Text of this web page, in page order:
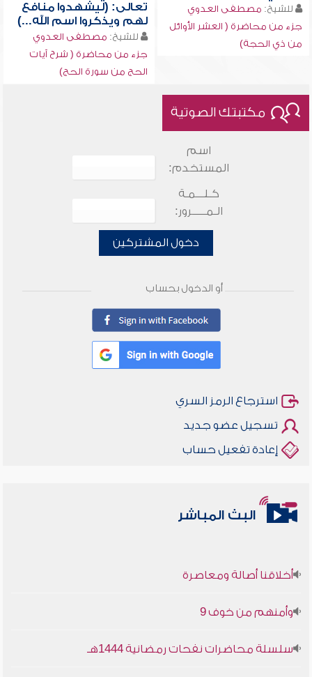
للشيخ: مصطفى العدوي
جزء من محاضرة ( العشر الأوائل
من ذي الحجة)
تعالى: (ليشهدوا منافع
لهم ويذكروا اسم الله...)
للشيخ: مصطفى العدوي
جزء من محاضرة ( شرح آيات
الحج من سورة الحج)
مكتبتك الصوتية
اسم
المستخدم:
كـلـــمـة
الـمـــــرور:
دخول المشتركين
أو الدخول بحساب
استرجاع الرمز السري
تسجيل عضو جديد
إعادة تفعيل حساب
البث المباشر
أخلاقنا أصالة ومعاصرة
وأمنهم من خوف 9
سلسلة محاضرات نفحات رمضانية 1444هـ